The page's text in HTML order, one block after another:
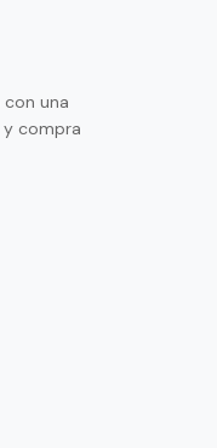
una
y compra